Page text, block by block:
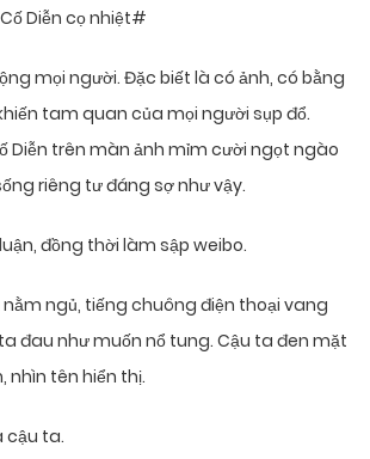
Diễn cọ nhiệt#
mọi người. Đặc biết là có ảnh, có bằng
tam quan của mọi người sụp đổ.
Diễn trên màn ảnh mỉm cười ngọt ngào
riêng tư đáng sợ như vậy.
đồng thời làm sập weibo.
ngủ, tiếng chuông điện thoại vang
đau như muốn nổ tung. Cậu ta đen mặt
nhìn tên hiển thị.
cậu ta.